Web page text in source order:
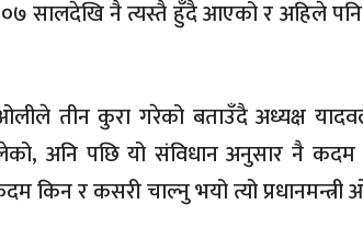
सालदेखि नै त्यस्तै हुँदै आएको र अहिले
ओलीले तीन कुरा गरेको बताउँदै अध्यक्ष
अनि पछि यो संविधान अनुसार नै
किन र कसरी चाल्नु भयो त्यो प्रधानमन्त्री